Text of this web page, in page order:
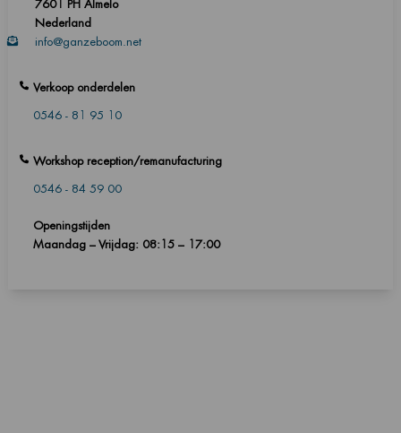
7601 PH Almelo
Nederland
info@ganzeboom.net
Verkoop onderdelen
0546 - 81 95 10
Workshop reception/remanufacturing
0546 - 84 59 00
Openingstijden
Maandag – Vrijdag: 08:15 – 17:00